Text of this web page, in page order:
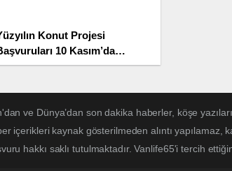
Konut Projesi
10 Kasım’da
e-Devlet, Banka ve
Haberimizde!
ve Dünya’dan son dakika haberler, köşe
içerikleri kaynak gösterilmeden alıntı yapılamaz,
hakkı saklı tutulmaktadır. Vanlife65'i tercih